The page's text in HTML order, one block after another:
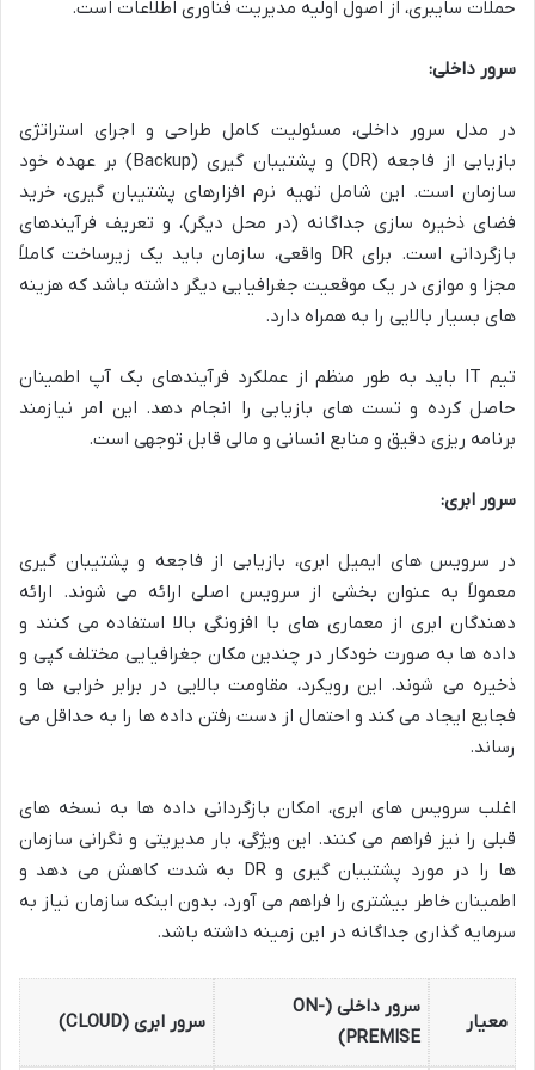
حملات سایبری، از اصول اولیه مدیریت فناوری اطلاعات است.
سرور داخلی:
در مدل سرور داخلی، مسئولیت کامل طراحی و اجرای استراتژی
بازیابی از فاجعه (DR) و پشتیبان گیری (Backup) بر عهده خود
سازمان است. این شامل تهیه نرم افزارهای پشتیبان گیری، خرید
فضای ذخیره سازی جداگانه (در محل دیگر)، و تعریف فرآیندهای
بازگردانی است. برای DR واقعی، سازمان باید یک زیرساخت کاملاً
مجزا و موازی در یک موقعیت جغرافیایی دیگر داشته باشد که هزینه
های بسیار بالایی را به همراه دارد.
تیم IT باید به طور منظم از عملکرد فرآیندهای بک آپ اطمینان
حاصل کرده و تست های بازیابی را انجام دهد. این امر نیازمند
برنامه ریزی دقیق و منابع انسانی و مالی قابل توجهی است.
سرور ابری:
در سرویس های ایمیل ابری، بازیابی از فاجعه و پشتیبان گیری
معمولاً به عنوان بخشی از سرویس اصلی ارائه می شوند. ارائه
دهندگان ابری از معماری های با افزونگی بالا استفاده می کنند و
داده ها به صورت خودکار در چندین مکان جغرافیایی مختلف کپی و
ذخیره می شوند. این رویکرد، مقاومت بالایی در برابر خرابی ها و
فجایع ایجاد می کند و احتمال از دست رفتن داده ها را به حداقل می
رساند.
اغلب سرویس های ابری، امکان بازگردانی داده ها به نسخه های
قبلی را نیز فراهم می کنند. این ویژگی، بار مدیریتی و نگرانی سازمان
ها را در مورد پشتیبان گیری و DR به شدت کاهش می دهد و
اطمینان خاطر بیشتری را فراهم می آورد، بدون اینکه سازمان نیاز به
سرمایه گذاری جداگانه در این زمینه داشته باشد.
معیار
سرور داخلی (ON-
PREMISE)
سرور ابری (CLOUD)